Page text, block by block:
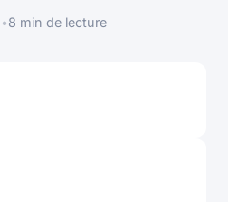
•8 min de lecture